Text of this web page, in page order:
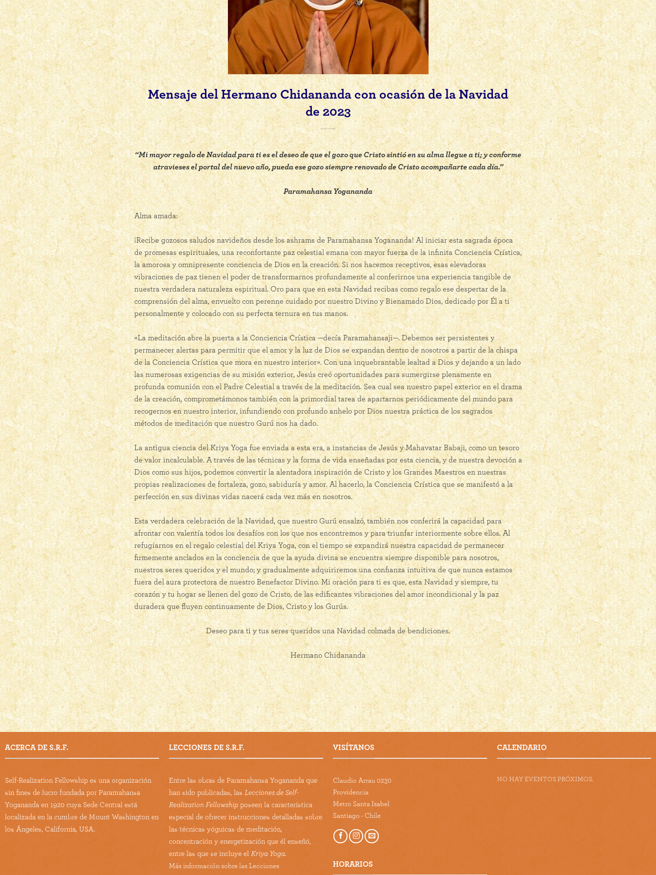
Mensaje del Hermano Chidananda con ocasión de la Navidad
de 2023
“Mi mayor regalo de Navidad para ti es el deseo de que el gozo que Cristo sintió en su alma llegue a ti; y conforme
atravieses el portal del nuevo año, pueda ese gozo siempre renovado de Cristo acompañarte cada día.”
Paramahansa Yogananda
Alma amada:
¡Recibe gozosos saludos navideños desde los ashrams de Paramahansa Yogananda! Al iniciar esta sagrada época
de promesas espirituales, una reconfortante paz celestial emana con mayor fuerza de la infinita Conciencia Crística,
la amorosa y omnipresente conciencia de Dios en la creación. Si nos hacemos receptivos, esas elevadoras
vibraciones de paz tienen el poder de transformarnos profundamente al conferirnos una experiencia tangible de
nuestra verdadera naturaleza espiritual. Oro para que en esta Navidad recibas como regalo ese despertar de la
comprensión del alma, envuelto con perenne cuidado por nuestro Divino y Bienamado Dios, dedicado por Él a ti
personalmente y colocado con su perfecta ternura en tus manos.
«La meditación abre la puerta a la Conciencia Crística —decía Paramahansaji—. Debemos ser persistentes y
permanecer alertas para permitir que el amor y la luz de Dios se expandan dentro de nosotros a partir de la chispa
de la Conciencia Crística que mora en nuestro interior». Con una inquebrantable lealtad a Dios y dejando a un lado
las numerosas exigencias de su misión exterior, Jesús creó oportunidades para sumergirse plenamente en
profunda comunión con el Padre Celestial a través de la meditación. Sea cual sea nuestro papel exterior en el drama
de la creación, comprometámonos también con la primordial tarea de apartarnos periódicamente del mundo para
recogernos en nuestro interior, infundiendo con profundo anhelo por Dios nuestra práctica de los sagrados
métodos de meditación que nuestro Gurú nos ha dado.
La antigua ciencia del Kriya Yoga fue enviada a esta era, a instancias de Jesús y Mahavatar Babaji, como un tesoro
de valor incalculable. A través de las técnicas y la forma de vida enseñadas por esta ciencia, y de nuestra devoción a
Dios como sus hijos, podemos convertir la alentadora inspiración de Cristo y los Grandes Maestros en nuestras
propias realizaciones de fortaleza, gozo, sabiduría y amor. Al hacerlo, la Conciencia Crística que se manifestó a la
perfección en sus divinas vidas nacerá cada vez más en nosotros.
Esta verdadera celebración de la Navidad, que nuestro Gurú ensalzó, también nos conferirá la capacidad para
afrontar con valentía todos los desafíos con los que nos encontremos y para triunfar interiormente sobre ellos. Al
refugiarnos en el regalo celestial del Kriya Yoga, con el tiempo se expandirá nuestra capacidad de permanecer
firmemente anclados en la conciencia de que la ayuda divina se encuentra siempre disponible para nosotros,
nuestros seres queridos y el mundo; y gradualmente adquiriremos una confianza intuitiva de que nunca estamos
fuera del aura protectora de nuestro Benefactor Divino. Mi oración para ti es que, esta Navidad y siempre, tu
corazón y tu hogar se llenen del gozo de Cristo, de las edificantes vibraciones del amor incondicional y la paz
duradera que fluyen continuamente de Dios, Cristo y los Gurús.
Deseo para ti y tus seres queridos una Navidad colmada de bendiciones.
Hermano Chidananda
ACERCA DE S.R.F.
Self-Realization Fellowship es una organización
sin fines de lucro fundada por Paramahansa
Yogananda en 1920 cuya Sede Central está
localizada en la cumbre de Mount Washington en
los Ángeles, California, USA.
LECCIONES DE S.R.F.
Entre las obras de Paramahansa Yogananda que
han sido publicadas, las Lecciones de Self-
Realization Fellowship poseen la característica
especial de ofrecer instrucciones detalladas sobre
las técnicas yóguicas de meditación,
concentración y energetización que él enseñó,
entre las que se incluye el Kriya Yoga.
Más información sobre las Lecciones
VISÍTANOS
Claudio Arrau 0230
Providencia
Metro Santa Isabel
Santiago - Chile
HORARIOS
CALENDARIO
NO HAY EVENTOS PRÓXIMOS.